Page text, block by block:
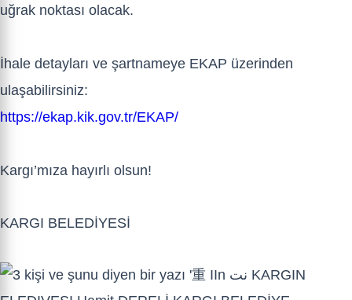
uğrak noktası olacak.
İhale detayları ve şartnameye EKAP üzerinden
ulaşabilirsiniz:
https://ekap.kik.gov.tr/EKAP/
Kargı’mıza hayırlı olsun!
KARGI BELEDİYESİ